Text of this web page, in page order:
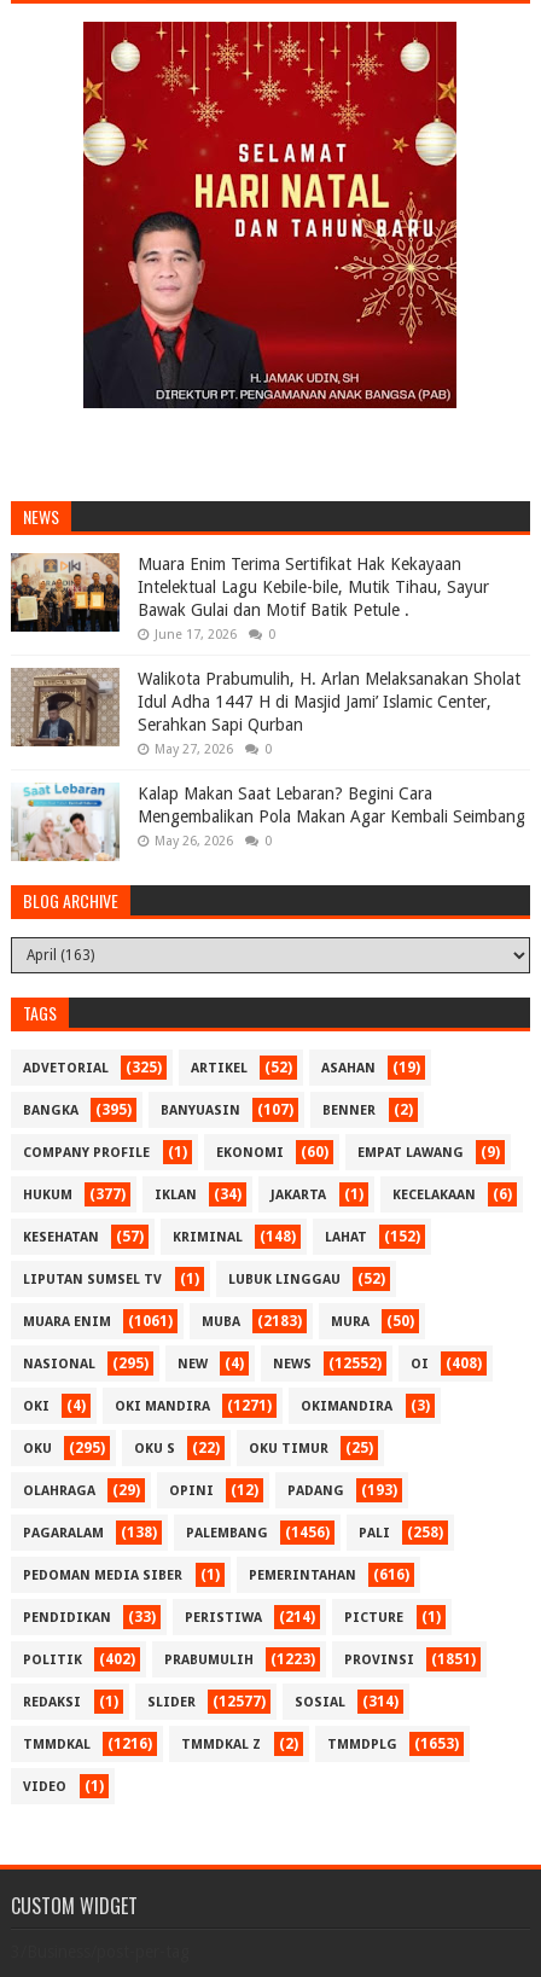
NEWS
Muara Enim Terima Sertifikat Hak Kekayaan
Intelektual Lagu Kebile-bile, Mutik Tihau, Sayur
Bawak Gulai dan Motif Batik Petule .
June 17, 2026 0
Walikota Prabumulih, H. Arlan Melaksanakan Sholat
Idul Adha 1447 H di Masjid Jami’ Islamic Center,
Serahkan Sapi Qurban
May 27, 2026 0
Kalap Makan Saat Lebaran? Begini Cara
Mengembalikan Pola Makan Agar Kembali Seimbang
May 26, 2026 0
BLOG ARCHIVE
TAGS
ADVETORIAL (325) ARTIKEL (52) ASAHAN (19)
BANGKA (395) BANYUASIN (107) BENNER (2)
COMPANY PROFILE (1) EKONOMI (60) EMPAT LAWANG (9)
HUKUM (377) IKLAN (34) JAKARTA (1) KECELAKAAN (6)
KESEHATAN (57) KRIMINAL (148) LAHAT (152)
LIPUTAN SUMSEL TV (1) LUBUK LINGGAU (52)
MUARA ENIM (1061) MUBA (2183) MURA (50)
NASIONAL (295) NEW (4) NEWS (12552) OI (408)
OKI (4) OKI MANDIRA (1271) OKIMANDIRA (3)
OKU (295) OKU S (22) OKU TIMUR (25)
OLAHRAGA (29) OPINI (12) PADANG (193)
PAGARALAM (138) PALEMBANG (1456) PALI (258)
PEDOMAN MEDIA SIBER (1) PEMERINTAHAN (616)
PENDIDIKAN (33) PERISTIWA (214) PICTURE (1)
POLITIK (402) PRABUMULIH (1223) PROVINSI (1851)
REDAKSI (1) SLIDER (12577) SOSIAL (314)
TMMDKAL (1216) TMMDKAL Z (2) TMMDPLG (1653)
VIDEO (1)
CUSTOM WIDGET